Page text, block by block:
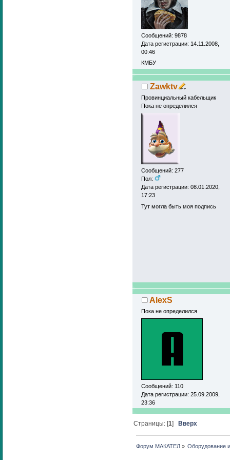
Сообщений: 9878
Дата регистрации: 14.11.2008,
00:46
КМБУ
Zawktv
Провинциальный кабельщик
Пока не определился
Сообщений: 277
Пол:
Дата регистрации: 08.01.2020,
17:23
Тут могла быть моя подпись
AlexS
Пока не определился
Сообщений: 110
Дата регистрации: 25.09.2009,
23:36
Страницы: [1] Вверх
Форум МАКАТЕЛ» Оборудование